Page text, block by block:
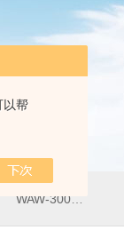
以帮
WAW-300G300KN电液伺服万能试验机